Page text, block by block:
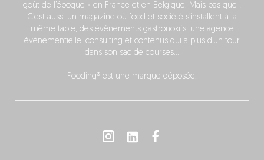
goût de l’époque » en France et en Belgique. Mais pas que !
C’est aussi un magazine où food et société s’installent à la
même table, des événements gastronokifs, une agence
événementielle, consulting et contenus qui a plus d’un tour
dans son sac de courses…
Fooding® est une marque déposée.